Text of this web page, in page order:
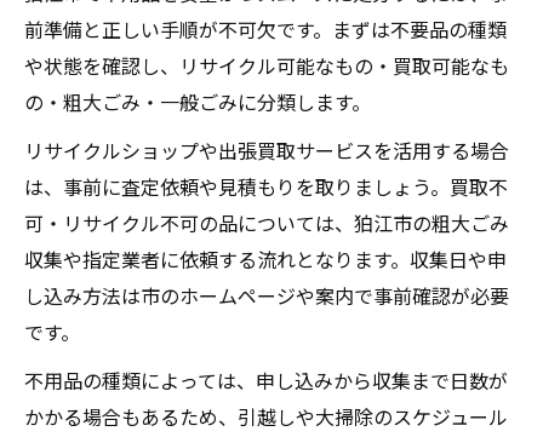
前準備と正しい手順が不可欠です。まずは不要品の種類
や状態を確認し、リサイクル可能なもの・買取可能なも
の・粗大ごみ・一般ごみに分類します。
リサイクルショップや出張買取サービスを活用する場合
は、事前に査定依頼や見積もりを取りましょう。買取不
可・リサイクル不可の品については、狛江市の粗大ごみ
収集や指定業者に依頼する流れとなります。収集日や申
し込み方法は市のホームページや案内で事前確認が必要
です。
不用品の種類によっては、申し込みから収集まで日数が
かかる場合もあるため、引越しや大掃除のスケジュール